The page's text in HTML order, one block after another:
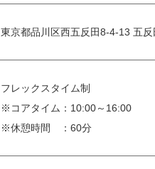
東京都品川区西五反田8-4-13 五
フレックスタイム制
※コアタイム：10:00～16:00
※休憩時間 ：60分